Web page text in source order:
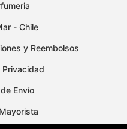
- Chile
y Reembolsos
Privacidad
Envío